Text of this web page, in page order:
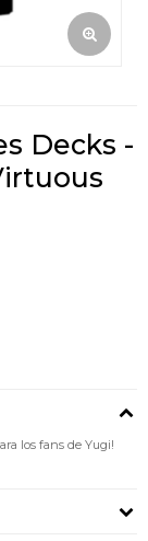
Decks -
los fans de Yugi!